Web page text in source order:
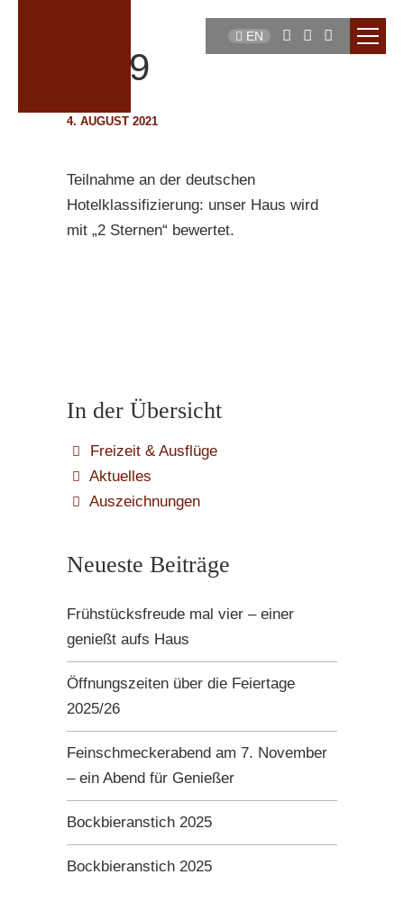
EN
1999
4. AUGUST 2021
Teilnahme an der deutschen
Hotelklassifizierung: unser Haus wird
mit „2 Sternen“ bewertet.
In der Übersicht
Freizeit & Ausflüge
Aktuelles
Auszeichnungen
Neueste Beiträge
Frühstücksfreude mal vier – einer
genießt aufs Haus
Öffnungszeiten über die Feiertage
2025/26
Feinschmeckerabend am 7. November
– ein Abend für Genießer
Bockbieranstich 2025
Bockbieranstich 2025